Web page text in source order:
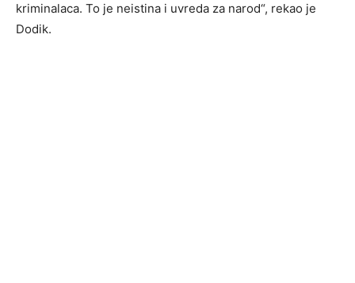
kriminalaca. To je neistina i uvreda za narod“, rekao je
Dodik.